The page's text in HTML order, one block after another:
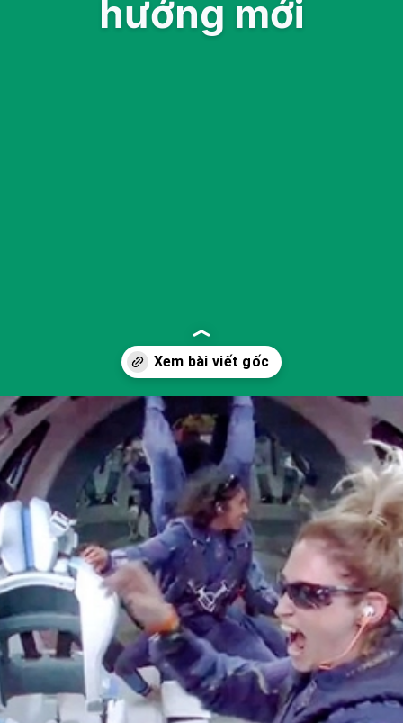
hướng mới
Đang mở https://yeukhoahoc.edu.vn/cong-nghe-du-lich-khong-gian